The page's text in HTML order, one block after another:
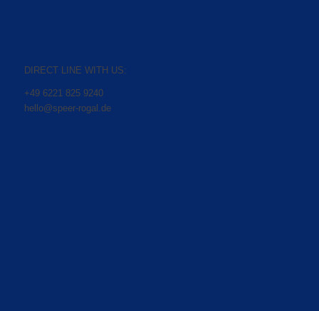
DIRECT LINE WITH US:
+49 6221 825 9240
hello@speer-rogal.de